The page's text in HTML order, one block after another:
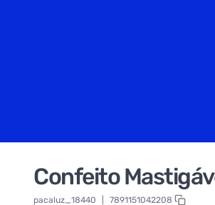
Confeito
pacaluz_18440 7891151042208